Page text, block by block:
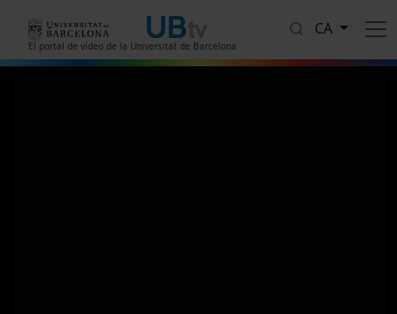
El portal de vídeo de la Universitat de Barcelona
CA